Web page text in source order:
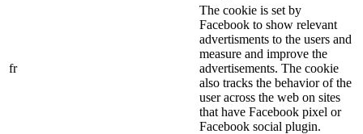
fr
The cookie is set by
Facebook to show relevant
advertisments to the users and
measure and improve the
advertisements. The cookie
also tracks the behavior of the
user across the web on sites
that have Facebook pixel or
Facebook social plugin.